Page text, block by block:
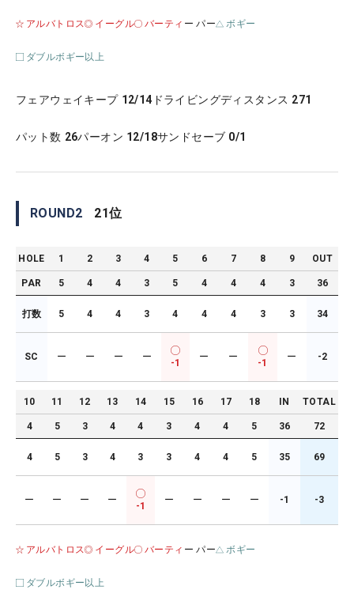
アルバトロス イーグル バーティ ー パー ボギー
ダブルボギー以上
フェアウェイキープ 12/14 ドライビングディスタンス 271
パット数 26パーオン 12/18サンドセーブ 0/1
ROUND2 21位
HOLE 1 2 3 4 5 6 7 8 9 OUT
PAR 5 4 4 3 5 4 4 4 3 36
打数 5 4 4 3 4 4 4 3 3 34
SC ー ー ー ー
-1
ー ー
-1
ー -2
10 11 12 13 14 15 16 17 18 IN TOTAL
4 5 3 4 4 3 4 4 5 36 72
4 5 3 4 3 3 4 4 5 35 69
ー ー ー ー
-1
ー ー ー ー -1 -3
アルバトロス イーグル バーティ ー パー ボギー
ダブルボギー以上